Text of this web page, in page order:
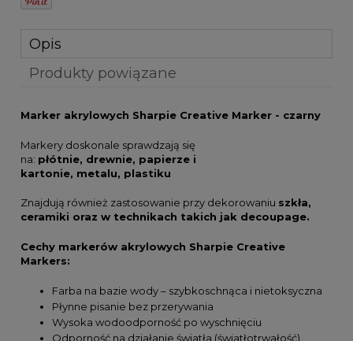
Opis
Produkty powiązane
Marker akrylowych Sharpie Creative Marker - czarny
Markery doskonale sprawdzają się
na: płótnie, drewnie, papierze i
kartonie, metalu, plastiku
Znajdują również zastosowanie przy dekorowaniu szkła,
ceramiki oraz w technikach takich jak decoupage.
Cechy markerów akrylowych Sharpie Creative
Markers:
Farba na bazie wody – szybkoschnąca i nietoksyczna
Płynne pisanie bez przerywania
Wysoka wodoodporność po wyschnięciu
Odporność na działanie światła (światłotrwałość)